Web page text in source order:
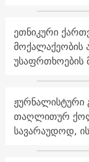
ეთნიკური
მოქალაქეობის
უსაფრთხოების
ჟურნალისტური
თაღლითურ
სავარაუდოდ,